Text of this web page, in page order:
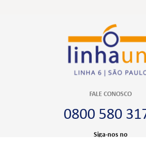
FALE CONOSCO
0800 580
Siga-nos no